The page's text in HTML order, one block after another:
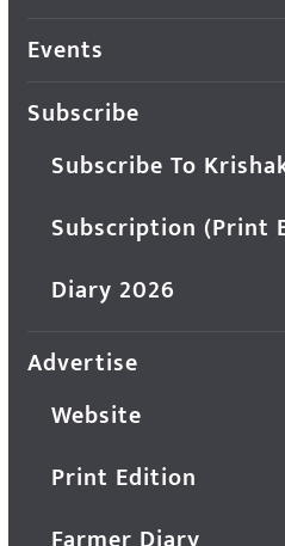
Events
Subscribe
Subscribe To
Subscription (Print
Diary 2026
Advertise
Website
Print Edition